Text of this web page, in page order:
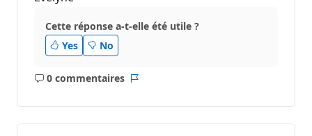
Cette réponse a-t-elle été utile ?
Yes
No
0 commentaires
Aucun